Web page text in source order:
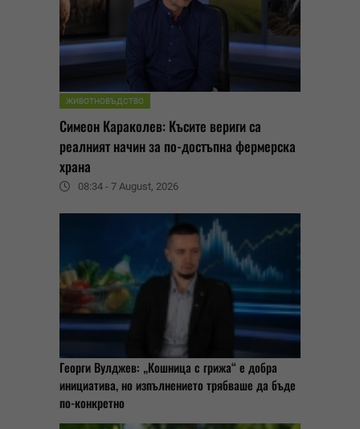
ЖИВОТНОВЪДСТВО
Симеон Караколев: Късите вериги са
реалният начин за по-достъпна фермерска
храна
08:34 - 7 August, 2026
Георги Вулджев: „Кошница с грижа“ е добра
инициатива, но изпълнението трябваше да бъде
по-конкретно